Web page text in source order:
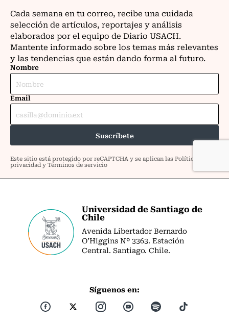
Universidad de Santiago de
Chile
Avenida Libertador Bernardo
O’Higgins Nº 3363. Estación
Central. Santiago. Chile.
Síguenos en: